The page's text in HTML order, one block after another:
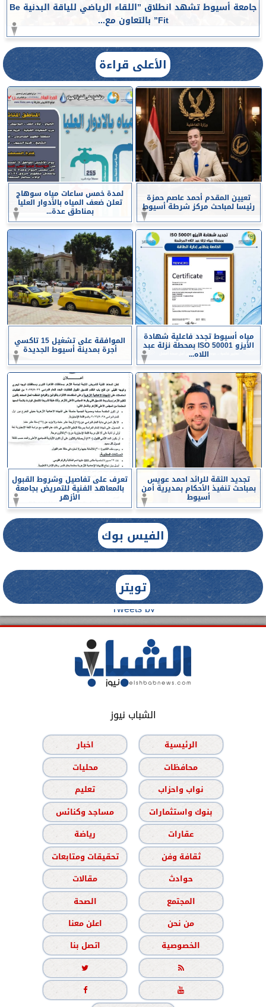
جامعة أسيوط تشهد انطلاق ”اللقاء الرياضي للياقة البدنية Be
Fit” بالتعاون مع...
الأعلى قراءة
تعيين المقدم أحمد عاصم حمزة
رئيسا لمباحث مركز شرطة أسيوط
لمدة خمس ساعات مياه سوهاج
تعلن ضعف المياه بالأدوار العليا
بمناطق عدة...
مياه أسيوط تجدد فاعلية شهادة
الأيزو ISO 50001 بمحطة نزلة عبد
اللاه...
الموافقة على تشغيل 15 تاكسي
أجرة بمدينة أسيوط الجديدة
تجديد الثقة للرائد احمد عويس
بمباحث تنفيذ الأحكام بمديرية أمن
أسيوط
تعرف على تفاصيل وشروط القبول
بالمعاهد الفنية للتمريض بجامعة
الأزهر
الفيس بوك
تويتر
Tweets by
الشباب نيوز
الرئيسية
اخبار
محافظات
محليات
نواب واحزاب
تعليم
بنوك واستثمارات
مساجد وكنائس
عقارات
رياضة
ثقافة وفن
تحقيقات ومتابعات
حوادث
مقالات
المجتمع
الصحة
من نحن
اعلن معنا
الخصوصية
اتصل بنا



